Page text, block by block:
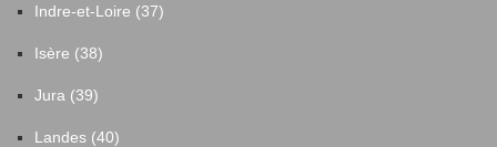
Indre-et-Loire (37)
Isère (38)
Jura (39)
Landes (40)